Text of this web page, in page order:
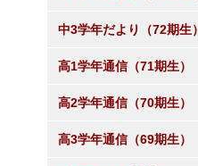
中3学年だより（72期生）
高1学年通信（71期生）
高2学年通信（70期生）
高3学年通信（69期生）